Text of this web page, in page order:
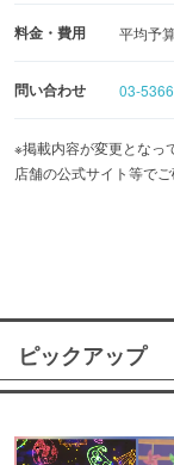
料金・費用 平均予
問い合わせ 03-
※掲載内容が変更となっ
店舗の公式サイト等でご
ピックアップ